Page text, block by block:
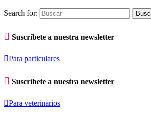
Search for:
 Suscríbete a nuestra newsletter
Para particulares
 Suscríbete a nuestra newsletter
Para veterinarios